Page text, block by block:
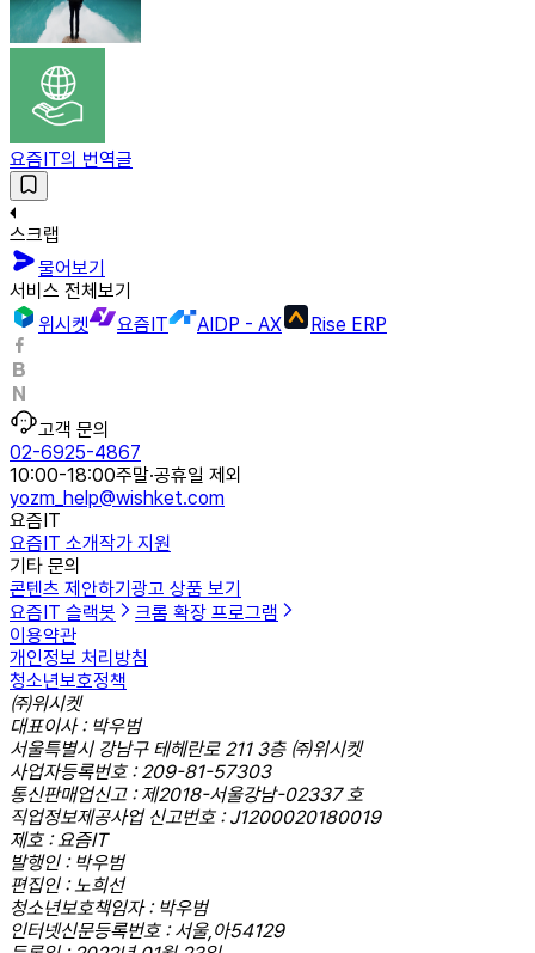
요즘IT의 번역글
스크랩
물어보기
서비스 전체보기
위시켓
요즘IT AIDP - AX Rise ERP
고객 문의
02-6925-4867
10:00-18:00주말·공휴일 제외
yozm_help@wishket.com
요즘IT
요즘IT 소개작가 지원
기타 문의
콘텐츠 제안하기광고 상품 보기
요즘IT 슬랙봇
크롬 확장 프로그램
이용약관
개인정보 처리방침
청소년보호정책
㈜위시켓
대표이사 : 박우범
서울특별시 강남구 테헤란로 211 3층 ㈜위시켓
사업자등록번호 : 209-81-57303
통신판매업신고 : 제2018-서울강남-02337 호
직업정보제공사업 신고번호 : J1200020180019
제호 : 요즘IT
발행인 : 박우범
편집인 : 노희선
청소년보호책임자 : 박우범
인터넷신문등록번호 : 서울,아54129